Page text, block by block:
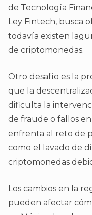
de Tecnología
Ley Fintech, busca
todavía existen
de criptomonedas.
Otro desafío es la
que la
dificulta la
de fraude o fallos
enfrenta al reto de
como el lavado de
criptomonedas
Los cambios en la
pueden afectar